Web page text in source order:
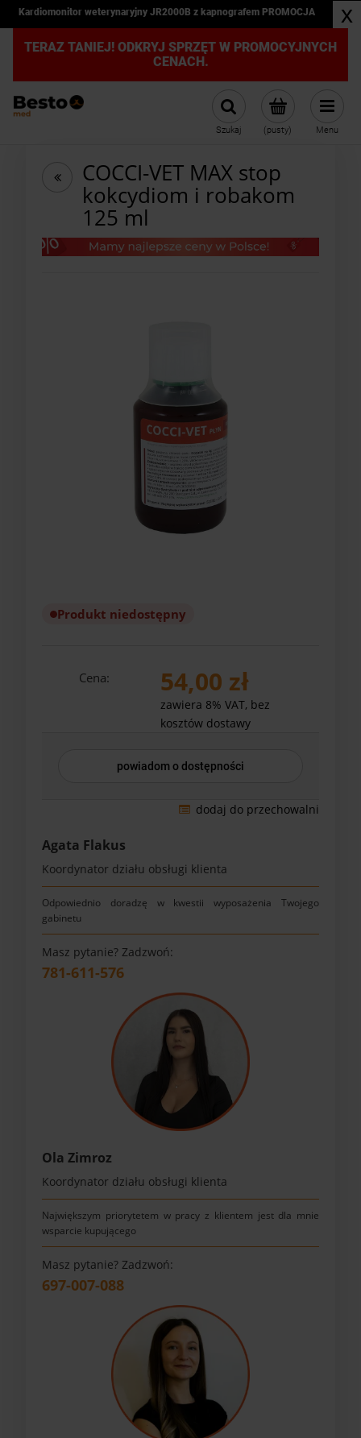
Kardiomonitor weterynaryjny JR2000B z kapnografem PROMOCJA x
TERAZ TANIEJ! ODKRYJ SPRZĘT W PROMOCYJNYCH
CENACH.
(pusty)
Szukaj Menu
COCCI-VET MAX stop
kokcydiom i robakom
125 ml
Produkt niedostępny
Cena: 54,00 zł
zawiera 8% VAT, bez
kosztów dostawy
powiadom o dostępności
dodaj do przechowalni
Agata Flakus
Koordynator działu obsługi klienta
Odpowiednio doradzę w kwestii wyposażenia Twojego
gabinetu
Masz pytanie? Zadzwoń:
781-611-576
Ola Zimroz
Koordynator działu obsługi klienta
Największym priorytetem w pracy z klientem jest dla mnie
wsparcie kupującego
Masz pytanie? Zadzwoń:
697-007-088